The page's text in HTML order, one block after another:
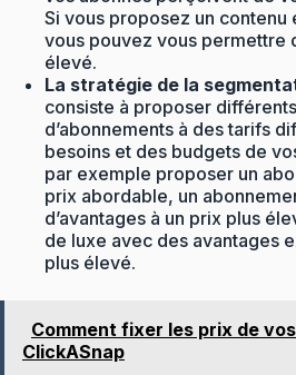
Si vous proposez un
vous pouvez vous permettre
élevé.
La stratégie de la
consiste à proposer
d’abonnements à des tarifs
besoins et des budgets de
par exemple proposer un
prix abordable, un
d’avantages à un prix plus
de luxe avec des avantages
plus élevé.
Comment fixer les prix de
ClickASnap